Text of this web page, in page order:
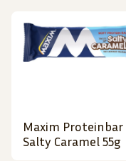
Maxim Proteinbar
Salty Caramel 55g